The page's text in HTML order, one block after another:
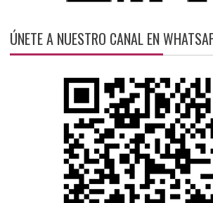
ÚNETE A NUESTRO CANAL EN